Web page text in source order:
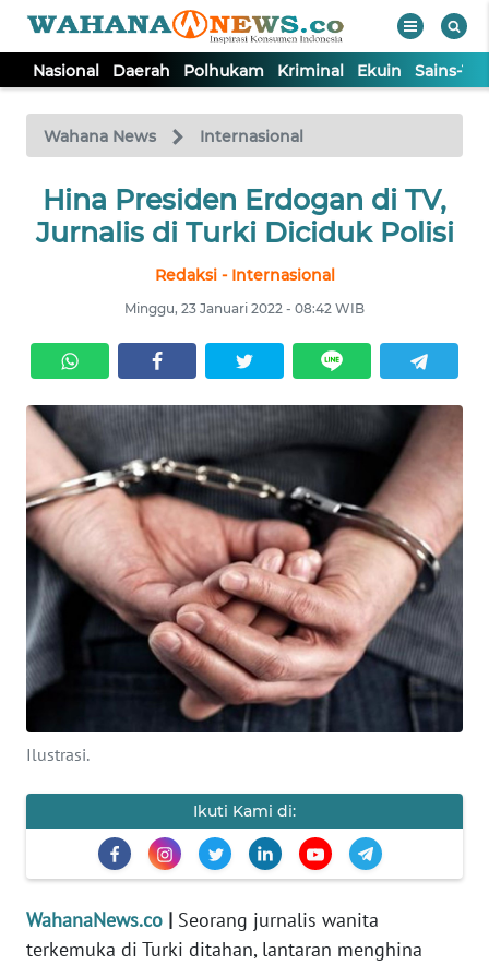
Nasional Daerah Polhukam Kriminal Ekuin Sains-
Wahana News Internasional
Hina Presiden Erdogan di TV,
Jurnalis di Turki Diciduk Polisi
Redaksi - Internasional
Minggu, 23 Januari 2022 - 08:42 WIB
Ilustrasi.
Ikuti Kami di:
WahanaNews.co | Seorang jurnalis wanita
terkemuka di Turki ditahan, lantaran menghina
TV
Tutup
NASIONAL
KRIMINAL
EKUIN
SAINS-TEKNO
KESEHATAN
INTERNASIONAL
SERBA-SERBI
PENDIDIKAN
EDITORIAL